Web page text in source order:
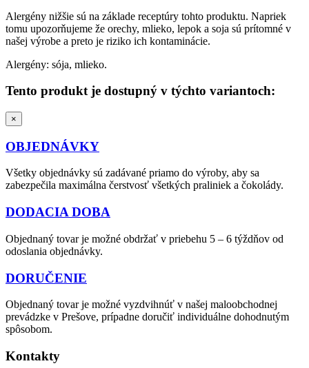
Alergény nižšie sú na základe receptúry tohto produktu. Napriek
tomu upozorňujeme že orechy, mlieko, lepok a soja sú prítomné v
našej výrobe a preto je riziko ich kontaminácie.
Alergény: sója, mlieko.
Tento produkt je dostupný v týchto variantoch:
×
OBJEDNÁVKY
Všetky objednávky sú zadávané priamo do výroby, aby sa
zabezpečila maximálna čerstvosť všetkých praliniek a čokolády.
DODACIA DOBA
Objednaný tovar je možné obdržať v priebehu 5 – 6 týždňov od
odoslania objednávky.
DORUČENIE
Objednaný tovar je možné vyzdvihnúť v našej maloobchodnej
prevádzke v Prešove, prípadne doručiť individuálne dohodnutým
spôsobom.
Kontakty